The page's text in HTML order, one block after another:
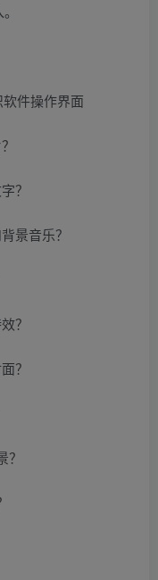
件操作界面
？
景音乐？
？
？